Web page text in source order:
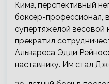
Кима, перспективный
боксёр-профессионал,
супертяжелой весовой
прекратил
Альвареса Эдди
наставнику. Им стал